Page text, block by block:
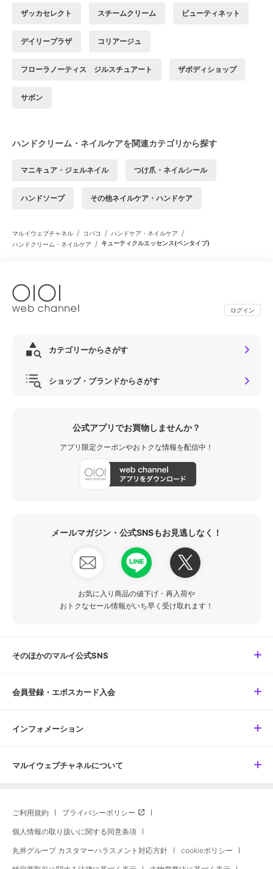
ザッカセレクト スチームクリーム ビューティネット
デイリープラザ コリアージュ
フローラノーティス ジルスチュアート ザボディショップ
サボン
ハンドクリーム・ネイルケアを関連カテゴリから探す
マニキュア・ジェルネイル つけ爪・ネイルシール
ハンドソープ その他ネイルケア・ハンドケア
マルイウェブチャネル / コバコ / ハンドケア・ネイルケア /
ハンドクリーム・ネイルケア / キューティクルエッセンス(ペンタイプ)
ログイン
カテゴリーからさがす
ショップ・ブランドからさがす
公式アプリでお買物しませんか？
アプリ限定クーポンやおトクな情報を配信中！
メールマガジン・公式SNSもお見逃しなく！
お気に入り商品の値下げ・再入荷や
おトクなセール情報がいち早く受け取れます！
そのほかのマルイ公式SNS
会員登録・エポスカード入会
インフォメーション
マルイウェブチャネルについて
ご利用規約 プライバシーポリシー
個人情報の取り扱いに関する同意条項
丸井グループ カスタマーハラスメント対応方針 cookieポリシー